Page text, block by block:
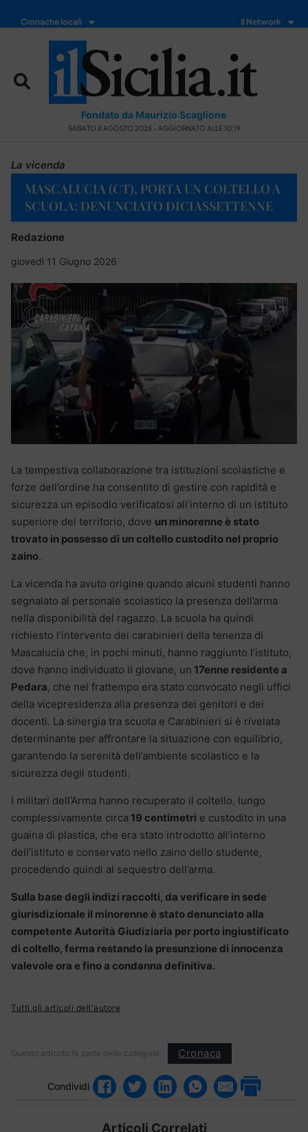
Cronache locali Il Network
Fondato da Maurizio Scaglione
SABATO 8 AGOSTO 2026 - AGGIORNATO ALLE 10:19
La vicenda
MASCALUCIA (CT), PORTA UN COLTELLO A
SCUOLA: DENUNCIATO DICIASSETTENNE
Redazione
giovedì 11 Giugno 2026
La tempestiva collaborazione tra istituzioni scolastiche e
forze dell’ordine ha consentito di gestire con rapidità e
sicurezza un episodio verificatosi all’interno di un istituto
superiore del territorio, dove un minorenne è stato
trovato in possesso di un coltello custodito nel proprio
zaino.
La vicenda ha avuto origine quando alcuni studenti hanno
segnalato al personale scolastico la presenza dell’arma
nella disponibilità del ragazzo. La scuola ha quindi
richiesto l’intervento dei carabinieri della tenenza di
Mascalucia che, in pochi minuti, hanno raggiunto l’istituto,
dove hanno individuato il giovane, un 17enne residente a
Pedara, che nel frattempo era stato convocato negli uffici
della vicepresidenza alla presenza dei genitori e dei
docenti. La sinergia tra scuola e Carabinieri si è rivelata
determinante per affrontare la situazione con equilibrio,
garantendo la serenità dell’ambiente scolastico e la
sicurezza degli studenti.
I militari dell’Arma hanno recuperato il coltello, lungo
complessivamente circa 19 centimetri e custodito in una
guaina di plastica, che era stato introdotto all’interno
dell’istituto e conservato nello zaino dello studente,
procedendo quindi al sequestro dell’arma.
Sulla base degli indizi raccolti, da verificare in sede
giurisdizionale il minorenne è stato denunciato alla
competente Autorità Giudiziaria per porto ingiustificato
di coltello, ferma restando la presunzione di innocenza
valevole ora e fino a condanna definitiva.
Tutti gli articoli dell'autore
Questo articolo fa parte delle categorie: Cronaca
Condividi
Articoli Correlati